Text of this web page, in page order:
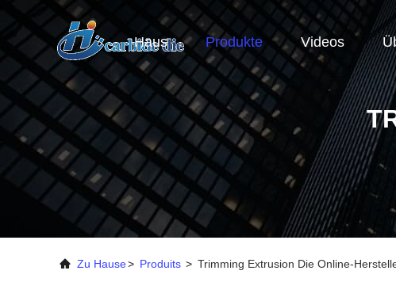
Haus Produkte Videos
Zu Hause> Produits > Trimming Extrusion Die Online-